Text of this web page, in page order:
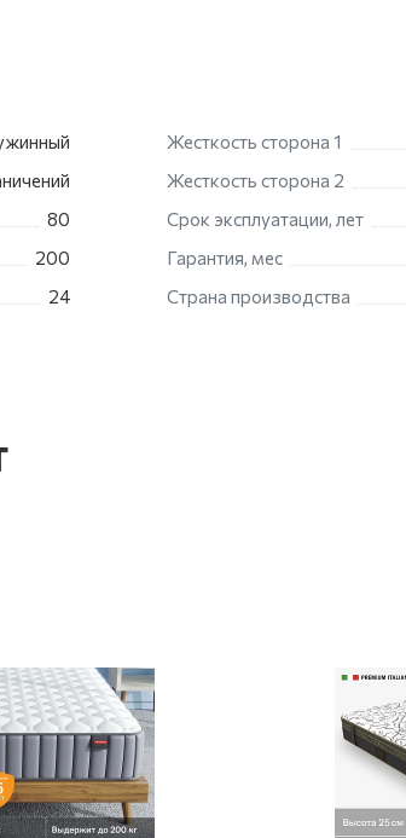
80
200
24
Жесткость сторона 1
Жесткость сторона 2
Срок эксплуатации, лет
Гарантия, мес
Страна производства